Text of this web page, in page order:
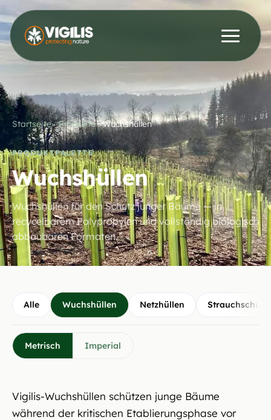
Aktuelles & Einblicke
Händler
Über uns
ENG DEU
Kontakt aufnehmen
Startseite
Produkte Wuchshüllen
PRODUKTPALETTE
Wuchshüllen
Wuchshüllen für den Schutz junger Bäume — in
recycelbarem Polypropylen und vollständig biologisch
abbaubaren Formaten.
Alle Wuchshüllen Netzhüllen
Metrisch Imperial
Vigilis-Wuchshüllen schützen junge Bäume
während der kritischen Etablierungsphase vor